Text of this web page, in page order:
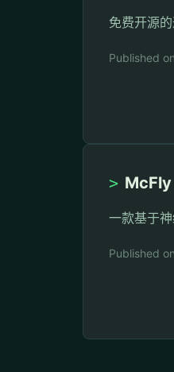
免费开源
Published
> McFly
一款基于
Published